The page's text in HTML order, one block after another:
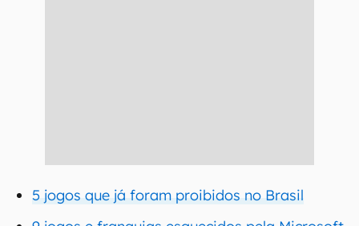
5 jogos que já foram proibidos no Brasil